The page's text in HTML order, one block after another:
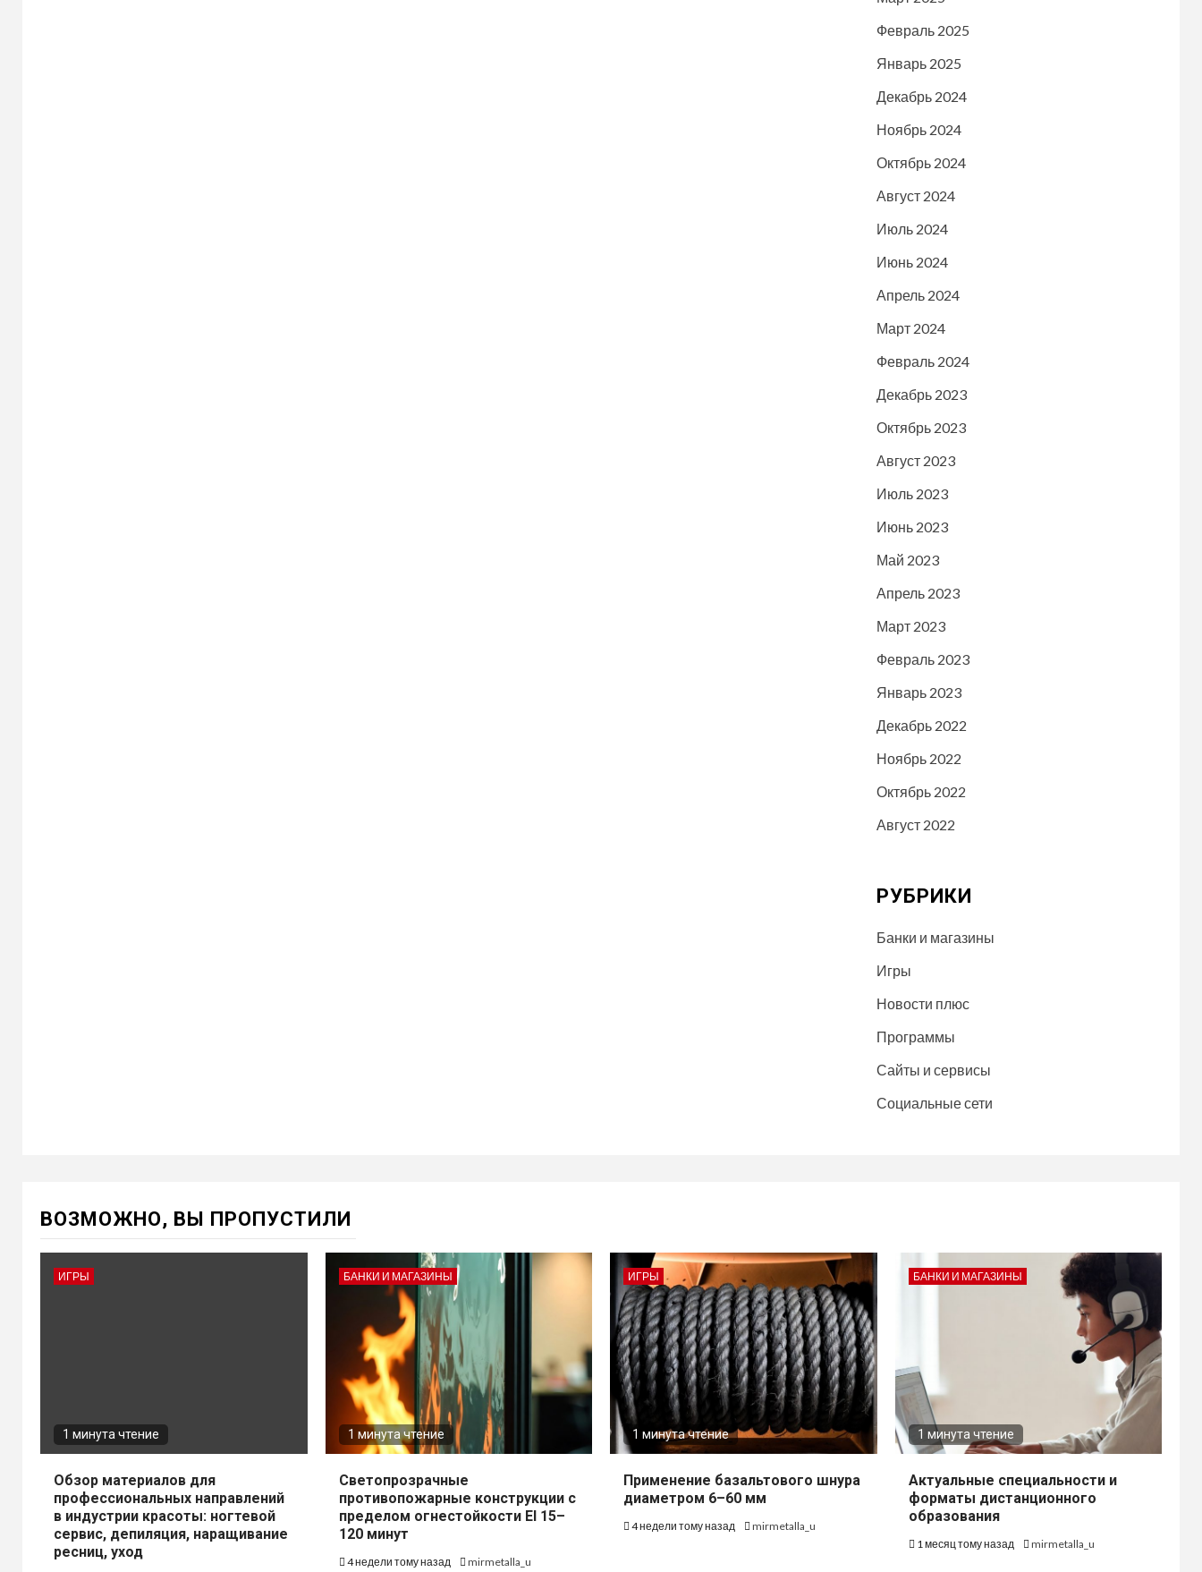
Февраль 2025
Январь 2025
Декабрь 2024
Ноябрь 2024
Октябрь 2024
Август 2024
Июль 2024
Июнь 2024
Апрель 2024
Март 2024
Февраль 2024
Декабрь 2023
Октябрь 2023
Август 2023
Июль 2023
Июнь 2023
Май 2023
Апрель 2023
Март 2023
Февраль 2023
Январь 2023
Декабрь 2022
Ноябрь 2022
Октябрь 2022
Август 2022
РУБРИКИ
Банки и магазины
Игры
Новости плюс
Программы
Сайты и сервисы
Социальные сети
ВОЗМОЖНО, ВЫ ПРОПУСТИЛИ
ИГРЫ
1 минута чтение
Обзор материалов для
профессиональных направлений
в индустрии красоты: ногтевой
сервис, депиляция, наращивание
ресниц, уход
БАНКИ И МАГАЗИНЫ
1 минута чтение
Светопрозрачные
противопожарные конструкции с
пределом огнестойкости EI 15–
120 минут
4 недели тому назад mirmetalla_u
ИГРЫ
1 минута чтение
Применение базальтового шнура
диаметром 6–60 мм
4 недели тому назад mirmetalla_u
БАНКИ И МАГАЗИНЫ
1 минута чтение
Актуальные специальности и
форматы дистанционного
образования
1 месяц тому назад mirmetalla_u